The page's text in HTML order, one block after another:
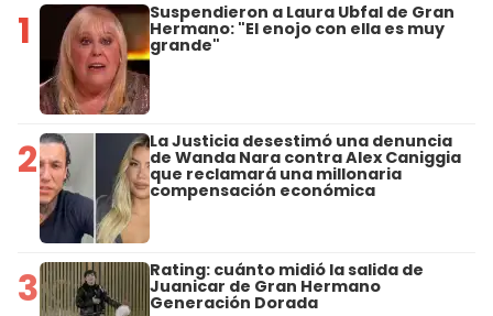
1 Suspendieron a Laura Ubfal de Gran
Hermano: "El enojo con ella es muy
grande"
2 La Justicia desestimó una denuncia
de Wanda Nara contra Alex Caniggia
que reclamará una millonaria
compensación económica
3 Rating: cuánto midió la salida de
Juanicar de Gran Hermano
Generación Dorada